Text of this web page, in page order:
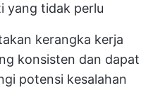
yang tidak perlu
kerangka kerja
konsisten dan dapat
potensi kesalahan